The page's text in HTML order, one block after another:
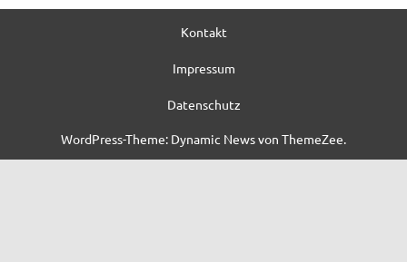
Kontakt
Impressum
Datenschutz
WordPress-Theme: Dynamic News von ThemeZee.